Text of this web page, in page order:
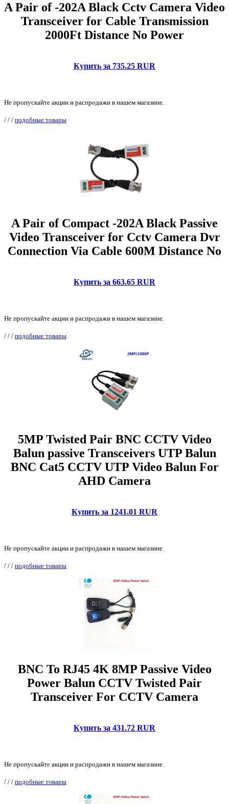
A Pair of -202A Black Cctv Camera Video
Transceiver for Cable Transmission
2000Ft Distance No Power
Купить за 735.25 RUR
Не пропускайте акции и распродажи в нашем магазине.
/ / / подобные товары
A Pair of Compact -202A Black Passive
Video Transceiver for Cctv Camera Dvr
Connection Via Cable 600M Distance No
Купить за 663.65 RUR
Не пропускайте акции и распродажи в нашем магазине.
/ / / подобные товары
5MP Twisted Pair BNC CCTV Video
Balun passive Transceivers UTP Balun
BNC Cat5 CCTV UTP Video Balun For
AHD Camera
Купить за 1241.01 RUR
Не пропускайте акции и распродажи в нашем магазине.
/ / / подобные товары
BNC To RJ45 4K 8MP Passive Video
Power Balun CCTV Twisted Pair
Transceiver For CCTV Camera
Купить за 431.72 RUR
Не пропускайте акции и распродажи в нашем магазине.
/ / / подобные товары